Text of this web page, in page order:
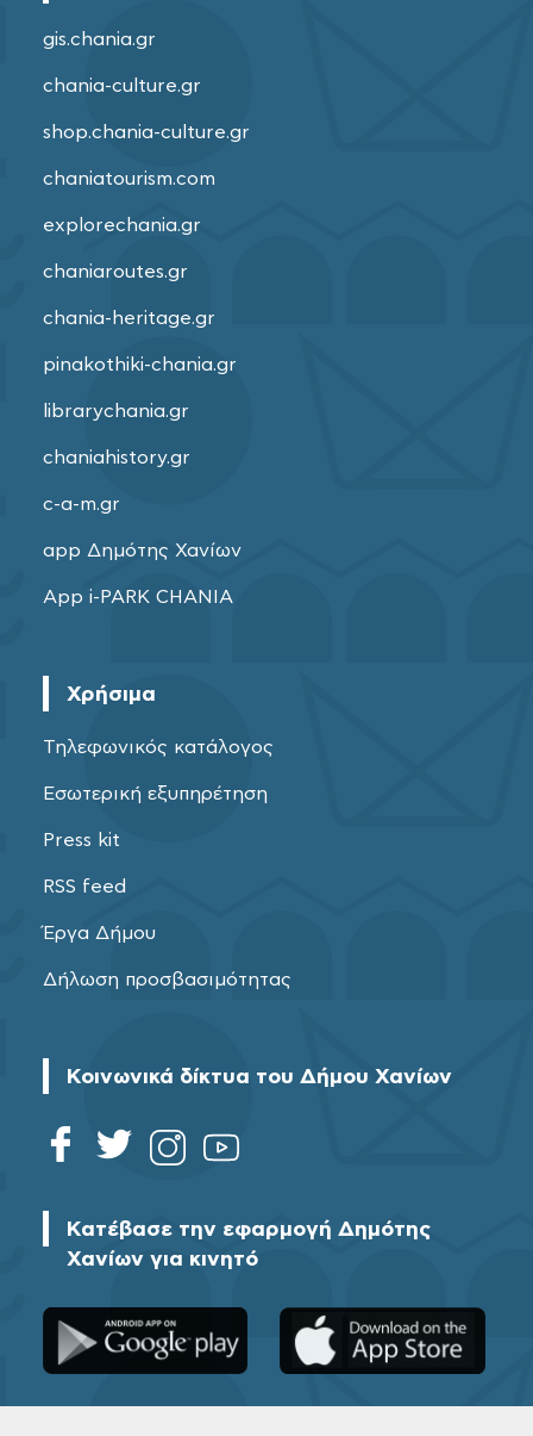
gis.chania.gr
chania-culture.gr
shop.chania-culture.gr
chaniatourism.com
explorechania.gr
chaniaroutes.gr
chania-heritage.gr
pinakothiki-chania.gr
librarychania.gr
chaniahistory.gr
c-a-m.gr
app Δημότης Χανίων
App i-PARK CHANIA
Χρήσιμα
Τηλεφωνικός κατάλογος
Εσωτερική εξυπηρέτηση
Press kit
RSS feed
Έργα Δήμου
Δήλωση προσβασιμότητας
Κοινωνικά δίκτυα του Δήμου Χανίων
Κατέβασε την εφαρμογή Δημότης
Χανίων για κινητό